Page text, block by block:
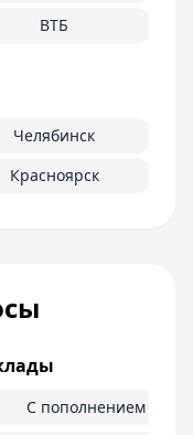
ВТБ
Челябинск
Красноярск
С пополнением